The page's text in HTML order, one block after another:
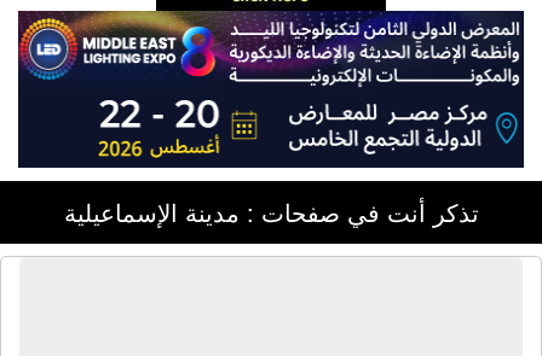
تذكر أنت في صفحات : مدينة الإسماعيلية